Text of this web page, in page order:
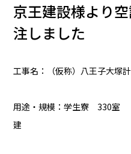
京王建設様より
注しました
工事名：（仮称）八王子大塚
用途・規模：学生寮 330
建